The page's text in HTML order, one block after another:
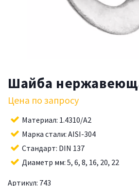
Шайба
Цена по запросу
Материал: 1.4310/A2
Марка стали: AISI-304
Стандарт: DIN 137
Диаметр мм: 5, 6, 8, 16, 20, 22
Артикул: 743